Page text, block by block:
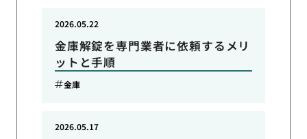
金庫解錠を専門業者に依頼するメリ
ットと手順
2026.05.22
金庫
2026.05.17